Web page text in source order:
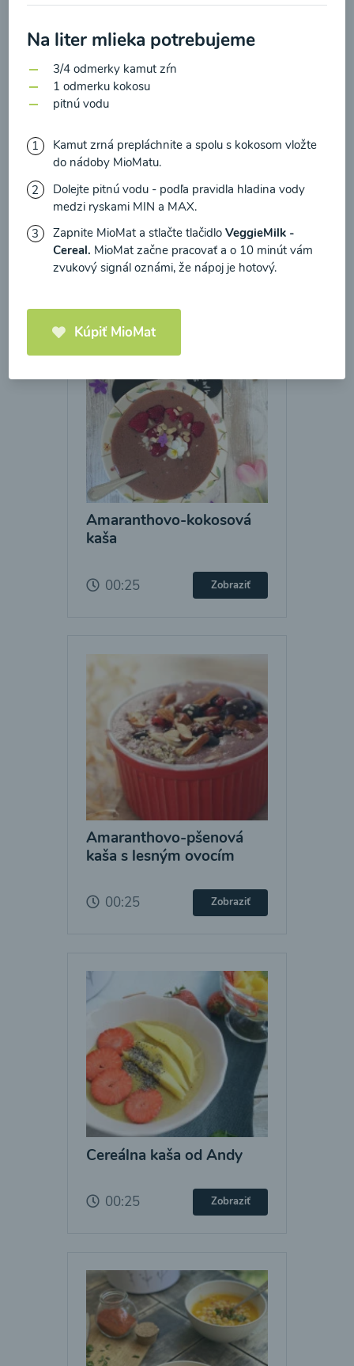
Brokolicové cappuccino
00:25
Načítať ďalšie
Kaše
Amaranthovo-kokosová
kaša
00:25 Zobraziť
Amaranthovo-pšenová
kaša s lesným ovocím
00:25 Zobraziť
Cereálna kaša od Andy
00:25 Zobraziť
Na liter mlieka potrebujeme
3/4 odmerky kamut zŕn
1 odmerku kokosu
pitnú vodu
Kamut zrná prepláchnite a spolu s kokosom vložte
do nádoby MioMatu.
Dolejte pitnú vodu - podľa pravidla hladina vody
medzi ryskami MIN a MAX.
Zapnite MioMat a stlačte tlačidloVeggieMilk -
Cereal. MioMat začne pracovať a o 10 minút vám
zvukový signál oznámi, že nápoj je hotový.
Kúpiť MioMat
údajov a súhlasím s nimi.